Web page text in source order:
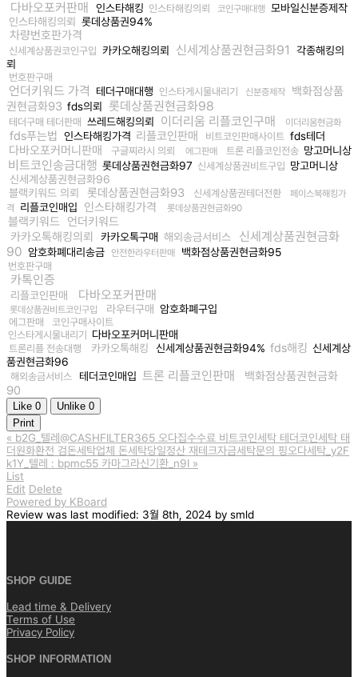
다바오포커판매 인스타해킹 인스타해킹의뢰 코인구매대행 모바일신분증제작
인스타해킹의뢰
롯데상품권94%
차량번호판가격
신세계상품권코인구입 카카오해킹의뢰 신세계상품권현금화91
각종해킹의
뢰
번호판구매
언더키워드 가격 테더구매대행 인스타게시물내리기 신분증제작
백화점상품
권현금화93 fds의뢰 롯데상품권현금화98
테더구매 테더판매 쓰레드해킹의뢰 이더리움 리플코인구매 이더리움현금화
fds푸는법 인스타해킹가격 리플코인판매 비트코인판매사이트 fds테더
다바오포커머니판매 구글찌라시 의뢰 에그판매 트론 리플코인전송 망고머니상
비트코인송금대행 롯데상품권현금화97 신세계상품권비트구입 망고머니상
신세계상품권현금화96
블랙키워드 의뢰
롯데상품권현금화93 신세계상품권테더전환
페이스북해킹가
격
리플코인매입 인스타해킹가격 롯데상품권현금화90
블랙키워드
언더키워드
카카오톡해킹의뢰
카카오톡구매 해외송금서비스
신세계상품권현금화
90 암호화폐대리송금 안전한라우터판매 백화점상품권현금화95
번호판구매
카톡인증
리플코인판매 다바오포커판매
롯데상품권비트코인구입 라우터구매 암호화폐구입
에그판매
코인구매사이트
인스타게시물내리기
다바오포커머니판매
트론리플 전송대행 카카오톡해킹 신세계상품권현금화94% fds해킹 신세계상
품권현금화96
해외송금서비스 테더코인매입 트론 리플코인판매
백화점상품권현금화
90
Like 0 Unlike 0
Print
« b2G_텔레@CASHFILTER365 오다집수수료 비트코인세탁 테더코인세탁 태
더원화환전 검돈세탁업체 돈세탁당일정산 재테크자금세탁문의 핑오다세탁_y2F
k1Y_텔레 : bpmc55 카마그라신기환_n9I »
List
Edit Delete
Powered by KBoard
Review was last modified: 3월 8th, 2024 by smld
SHOP GUIDE
Lead time & Delivery
Terms of Use
Privacy Policy
SHOP INFORMATION